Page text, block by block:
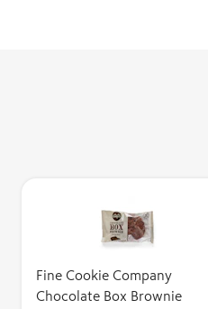
Fine Cookie Company
Chocolate Box Brownie